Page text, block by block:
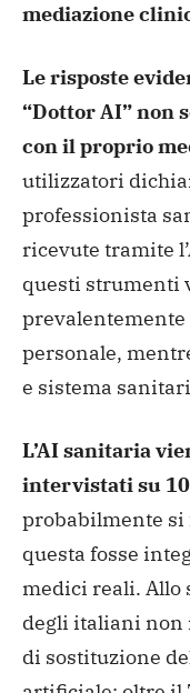
mediazione
Le risposte
“Dottor AI” non
con il proprio
utilizzatori
professionista
ricevute tramite
questi strumenti
prevalentemente
personale,
e sistema
L’AI sanitaria
intervistati su
probabilmente si
questa fosse
medici reali. Allo
degli italiani non
di sostituzione